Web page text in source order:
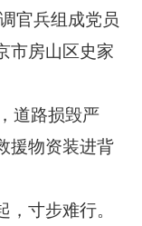
官兵组成党员
市房山区史家
道路损毁严
援物资装进背
寸步难行。